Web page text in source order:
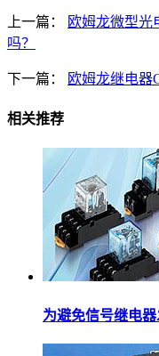
上一篇：
欧姆龙微型光
吗？
下一篇： 欧姆龙继电器
相关推荐
为避免信号继电